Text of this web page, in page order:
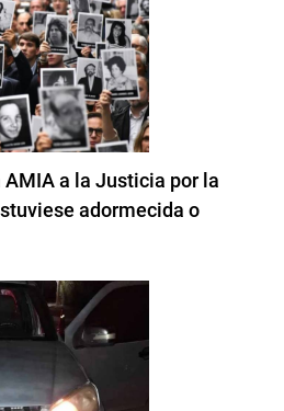
a la Justicia por la
adormecida o